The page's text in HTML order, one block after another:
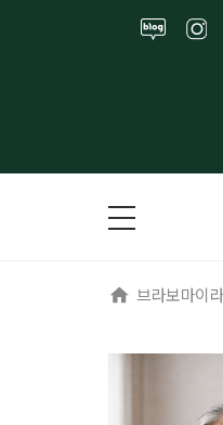
브라보마이